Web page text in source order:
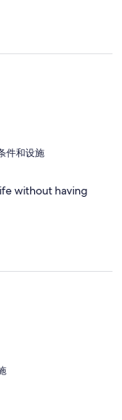
件和设施
without having